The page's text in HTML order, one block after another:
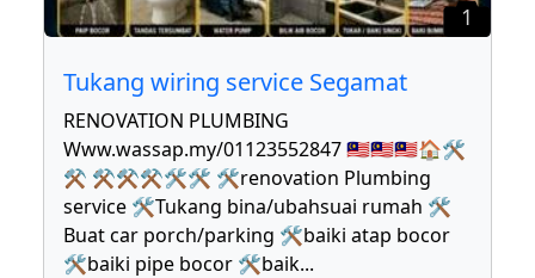
1
Tukang wiring service Segamat
RENOVATION PLUMBING
Www.wassap.my/01123552847 🇲🇾🇲🇾🇲🇾🏠🛠
⚒ ⚒⚒⚒🛠🛠 🛠renovation Plumbing
service 🛠Tukang bina/ubahsuai rumah 🛠
Buat car porch/parking 🛠baiki atap bocor
🛠baiki pipe bocor 🛠baik...